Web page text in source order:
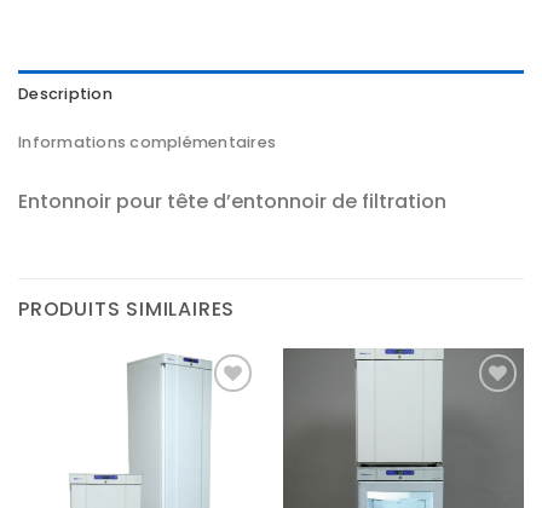
Description
Informations complémentaires
Entonnoir pour tête d’entonnoir de filtration
PRODUITS SIMILAIRES